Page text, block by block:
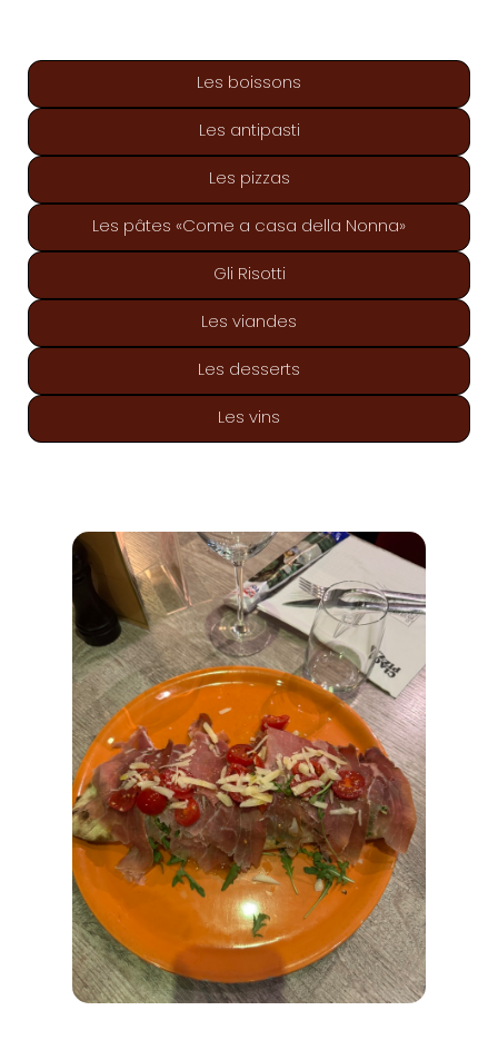
Les boissons
Les antipasti
Les pizzas
Les pâtes «Come a casa della Nonna»
Gli Risotti
Les viandes
Les desserts
Les vins